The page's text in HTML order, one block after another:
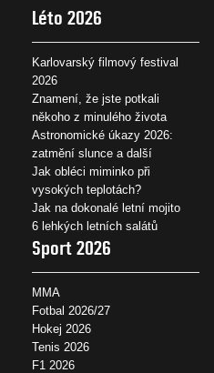
Léto 2026
Karlovarský filmový festival
2026
Znamení, že jste potkali
někoho z minulého života
Astronomické úkazy 2026:
zatmění slunce a další
Jak obléci miminko při
vysokých teplotách?
Jak na dokonalé letní mojito
6 lehkých letních salátů
Sport 2026
MMA
Fotbal 2026/27
Hokej 2026
Tenis 2026
F1 2026